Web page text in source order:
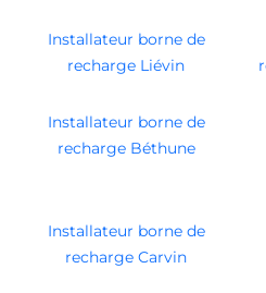
Installateur borne de
recharge Liévin
Installateur borne de
recharge Béthune
Installateur borne de
recharge Carvin